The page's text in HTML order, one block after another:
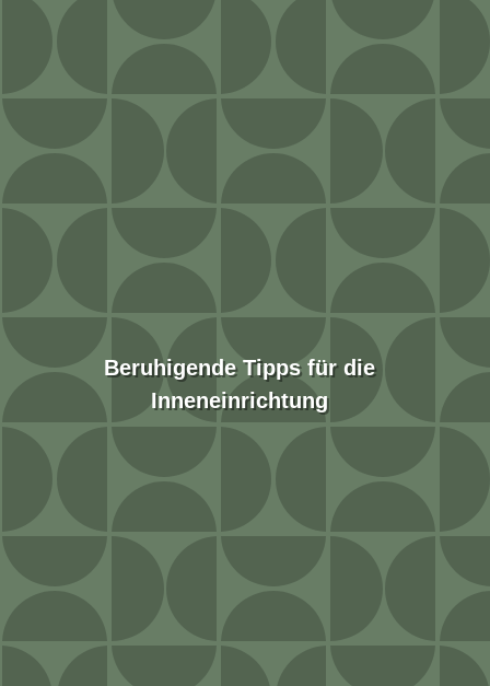
Beruhigende Tipps für die
Inneneinrichtung